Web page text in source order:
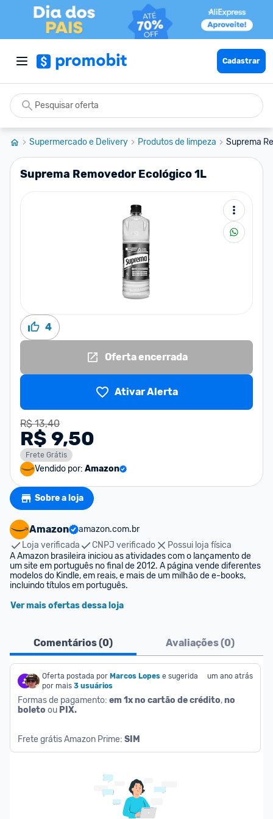
Cadastrar
Supermercado e Delivery Produtos de limpeza Suprema
Suprema Removedor Ecológico 1L
4
Oferta encerrada
Ativar Alerta
R$ 13,40
R$ 9,50
Frete Grátis
Vendido por: Amazon
Sobre a loja
Amazon
amazon.com.br
Loja verificada
CNPJ verificado
Possui loja física
A Amazon brasileira iniciou as atividades com o lançamento de
um site em português no final de 2012. A página vende diferentes
modelos do Kindle, em reais, e mais de um milhão de e-books,
incluindo títulos em português.
Ver mais ofertas dessa loja
Comentários (0) Avaliações (0)
Oferta postada por Marcos Lopes e sugerida
por mais 3 usuários
um ano atrás
Formas de pagamento: em 1x no cartão de crédito, no
boleto ou PIX.
Frete grátis Amazon Prime: SIM